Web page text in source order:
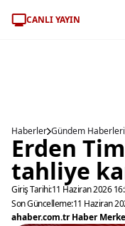
CANLI YAYIN
Haberler Gündem Haberleri
Erden
tahliye
Giriş Tarihi:11 Haziran 2026
Son Güncelleme:11 Haziran
ahaber.com.tr Haber